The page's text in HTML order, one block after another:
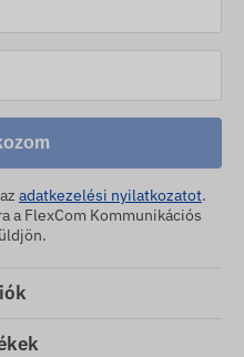
adatkezelési nyilatkozatot.
a FlexCom Kommunikációs